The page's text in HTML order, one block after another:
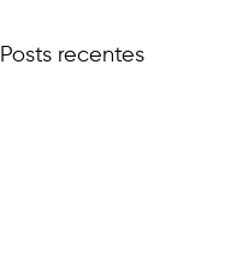
Posts recentes